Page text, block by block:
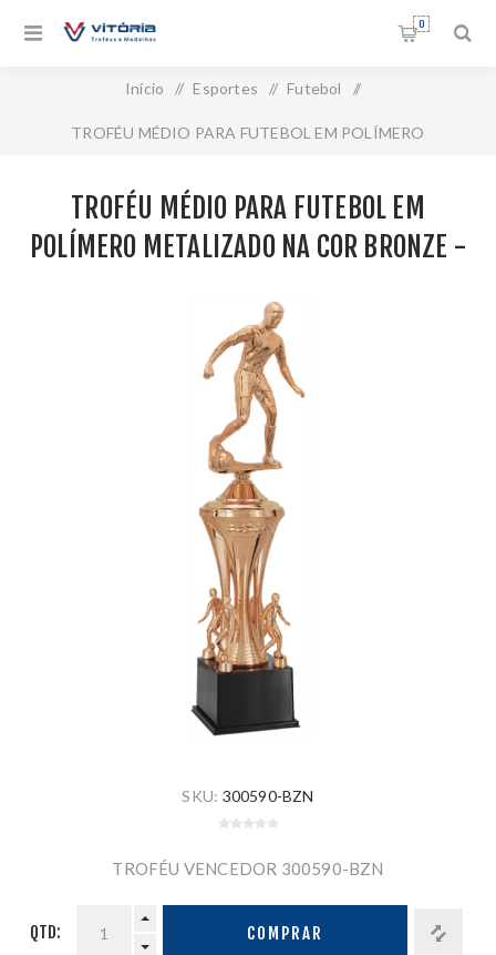
0
Início / Esportes / Futebol /
TROFÉU MÉDIO PARA FUTEBOL EM POLÍMERO
TROFÉU MÉDIO PARA FUTEBOL EM
POLÍMERO METALIZADO NA COR BRONZE -
SKU: 300590-BZN
TROFÉU VENCEDOR 300590-BZN
QTD: COMPRAR